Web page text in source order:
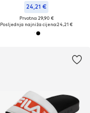
24,21 €
Prvotno: 29,90 €
Posljednja najniža cijena:24,21 €